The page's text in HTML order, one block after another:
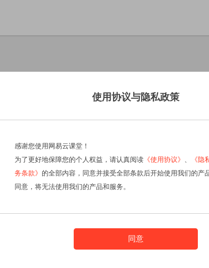
使用协议与隐私政策
感谢您使用网易云课堂！
为了更好地保障您的个人权益，请认真阅读 《使用协议》 《隐
务条款》 的全部内容，同意并接受全部条款后开始使用我们的产
同意，将无法使用我们的产品和服务。
同意